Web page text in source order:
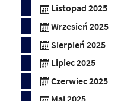
Listopad 2025
Wrzesień 2025
Sierpień 2025
Lipiec 2025
Czerwiec 2025